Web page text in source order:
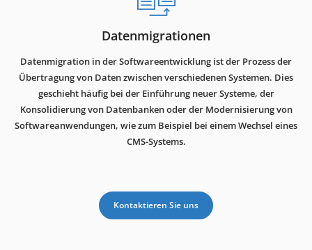
Datenmigrationen
Datenmigration in der Softwareentwicklung ist der Prozess der
Übertragung von Daten zwischen verschiedenen Systemen. Dies
geschieht häufig bei der Einführung neuer Systeme, der
Konsolidierung von Datenbanken oder der Modernisierung von
Softwareanwendungen, wie zum Beispiel bei einem Wechsel eines
CMS-Systems.
Kontaktieren Sie uns